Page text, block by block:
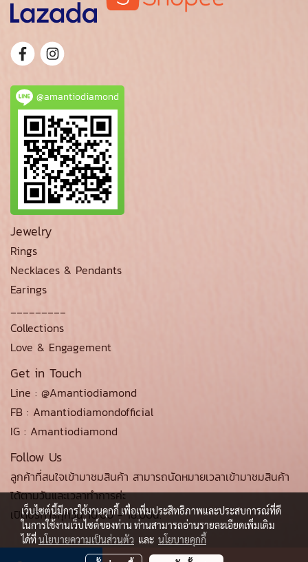
@amantiodiamond
Jewelry
Rings
Necklaces & Pendants
Earings
Collections
Love & Engagement
Get in Touch
Line : @Amantiodiamond
FB : Amantiodiamondofficial
IG : Amantiodiamond
Follow Us
ลูกค้าที่สนใจเข้ามาชมสินค้า สามารถนัดหมายเวลาเข้ามาชมสินค้า
ได้ตามวันและเวลาทำการค่ะ
เปิดบริการทุกวัน 10.00 - 18.00น.
เว็บไซต์นี้มีการใช้งานคุกกี้ เพื่อเพิ่มประสิทธิภาพและประสบการณ์ที่ดี
ในการใช้งานเว็บไซต์ของท่าน ท่านสามารถอ่านรายละเอียดเพิ่มเติม
ได้ที่นโยบายความเป็นส่วนตัว และ นโยบายคุกกี้